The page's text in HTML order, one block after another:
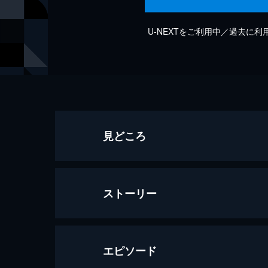
U-NEXTをご利用中／過去に利
見どころ
ストーリー
エピソード